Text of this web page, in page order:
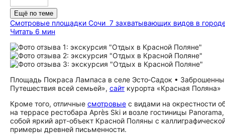
Ещё по теме
Смотровые площадки Сочи 7 захватывающих видов в
Читать 6 мин
Площадь Покраса Лампаса в селе Эсто‑Садок •
Путешествия всей семьей», сайт курорта «Красная Поляна»
Кроме того, отличные смотровые с видами на окрестности
на террасе рестобара Après Ski и возле гостиницы
собой яркий арт-объект Красной Поляны с
примеры древней письменности.